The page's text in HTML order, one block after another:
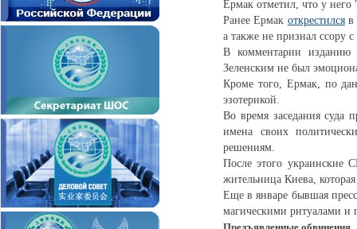
Ермак отметил, что у него
Ранее Ермак открестилсяв
а также не признал ссору
В комментарии изданию
Зеленским не был
Кроме того, Ермак, по
эзотерикой.
Во время заседания суда
имена своих
решениям.
После этого украинские
жительница Киева,
Еще в январе бывшая
магическими ритуалами и